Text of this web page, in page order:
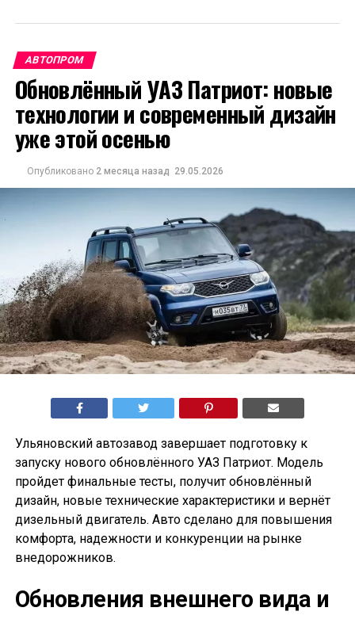
АВТОПРОМ
Обновлённый УАЗ Патриот: новые
технологии и современный дизайн
уже этой осенью
Опубликовано 2 месяца назад 29.05.2026
Ульяновский автозавод завершает подготовку к
запуску нового обновлённого УАЗ Патриот. Модель
пройдет финальные тесты, получит обновлённый
дизайн, новые технические характеристики и вернёт
дизельный двигатель. Авто сделано для повышения
комфорта, надежности и конкуренции на рынке
внедорожников.
Обновления внешнего вида и